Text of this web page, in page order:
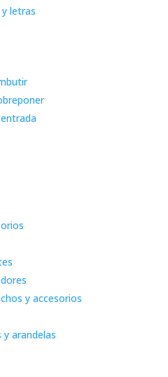
letras
y accesorios
arandelas